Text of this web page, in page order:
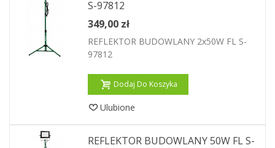
S-97812
349,00 zł
REFLEKTOR BUDOWLANY 2x50W FL S-
97812
Dodaj Do Koszyka
Ulubione
REFLEKTOR BUDOWLANY 50W FL S-